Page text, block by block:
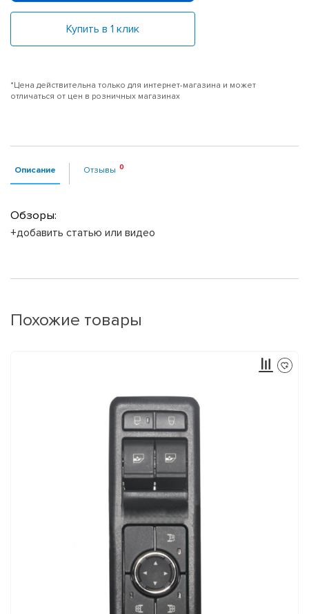
Купить в 1 клик
*Цена действительна только для интернет-магазина и может
отличаться от цен в розничных магазинах
Описание Отзывы
Обзоры:
+добавить статью или видео
Похожие товары